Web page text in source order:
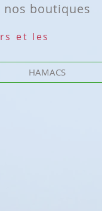
nos boutiques
et les
HAMACS